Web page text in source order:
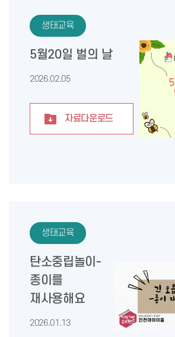
생태교육
5월20일 벌의 날
2026.02.05
자료다운로드
생태교육
탄소중립놀이-
종이를
재사용해요
2026.01.13